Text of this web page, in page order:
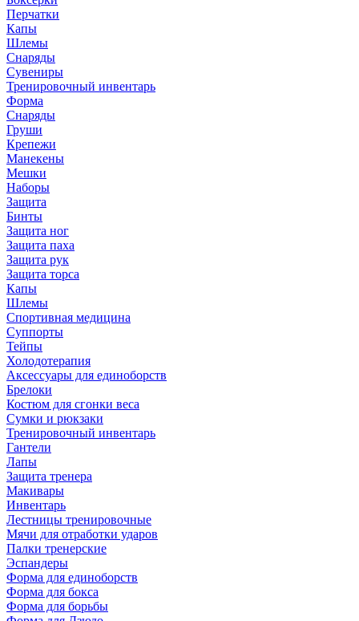
Перчатки
Капы
Шлемы
Снаряды
Сувениры
Тренировочный инвентарь
Форма
Снаряды
Груши
Крепежи
Манекены
Мешки
Наборы
Защита
Бинты
Защита ног
Защита паха
Защита рук
Защита торса
Капы
Шлемы
Спортивная медицина
Суппорты
Тейпы
Холодотерапия
Аксессуары для единоборств
Брелоки
Костюм для сгонки веса
Сумки и рюкзаки
Тренировочный инвентарь
Гантели
Лапы
Защита тренера
Макивары
Инвентарь
Лестницы тренировочные
Мячи для отработки ударов
Палки тренерские
Эспандеры
Форма для единоборств
Форма для бокса
Форма для борьбы